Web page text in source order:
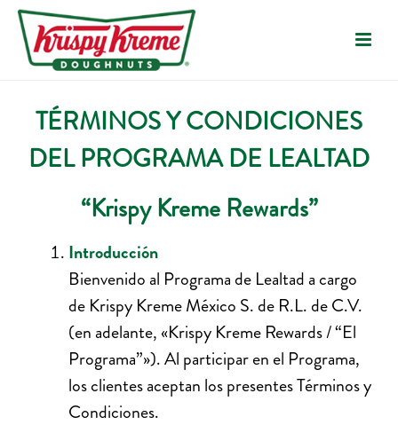
TÉRMINOS Y CONDICIONES
DEL PROGRAMA DE LEALTAD
“Krispy Kreme Rewards”
Introducción
Bienvenido al Programa de Lealtad a cargo
de Krispy Kreme México S. de R.L. de C.V.
(en adelante, «Krispy Kreme Rewards / “El
Programa”»). Al participar en el Programa,
los clientes aceptan los presentes Términos y
Condiciones.